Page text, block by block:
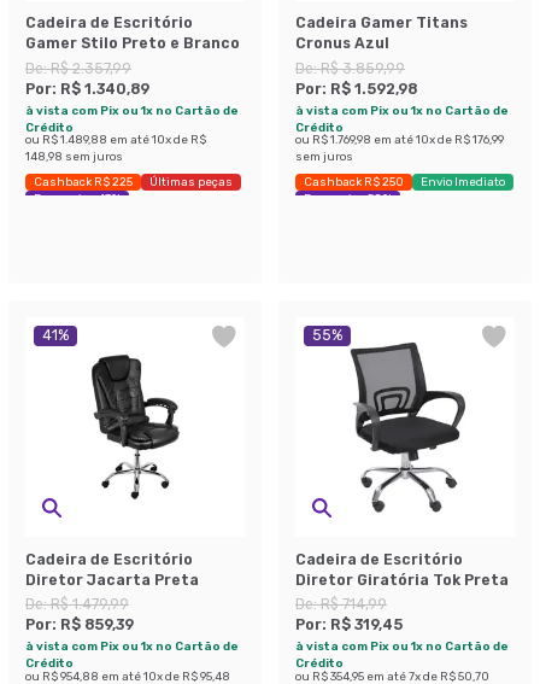
Cadeira de Escritório
Gamer Stilo Preto e Branco
De:R$ 2.357,99
Por: R$ 1.340,89
à vista com Pix ou 1x no Cartão de
Crédito
ou R$ 1.489,88 em até10x de R$
148,98 sem juros
Cashback R$ 225
Últimas peças
Economize 43%
Cadeira Gamer Titans
Cronus Azul
De:R$ 3.859,99
Por: R$ 1.592,98
à vista com Pix ou 1x no Cartão de
Crédito
ou R$ 1.769,98 em até10x de R$ 176,99
sem juros
Cashback R$ 250
Envio Imediato
Economize 58%
41%
Cadeira de Escritório
Diretor Jacarta Preta
De:R$ 1.479,99
Por: R$ 859,39
à vista com Pix ou 1x no Cartão de
Crédito
ou R$ 954,88 em até10x de R$ 95,48
55%
Cadeira de Escritório
Diretor Giratória Tok Preta
De:R$ 714,99
Por: R$ 319,45
à vista com Pix ou 1x no Cartão de
Crédito
ou R$ 354,95 em até7x de R$ 50,70